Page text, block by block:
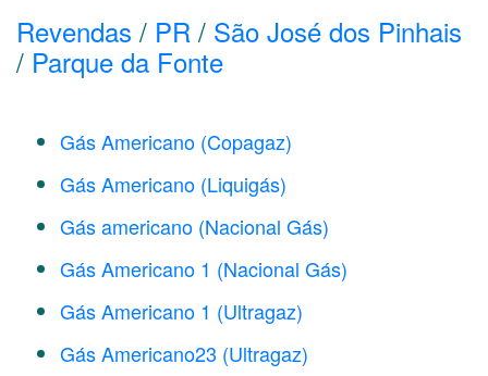
Revendas / PR / São José dos Pinhais
/ Parque da Fonte
Gás Americano (Copagaz)
Gás Americano (Liquigás)
Gás americano (Nacional Gás)
Gás Americano 1 (Nacional Gás)
Gás Americano 1 (Ultragaz)
Gás Americano23 (Ultragaz)